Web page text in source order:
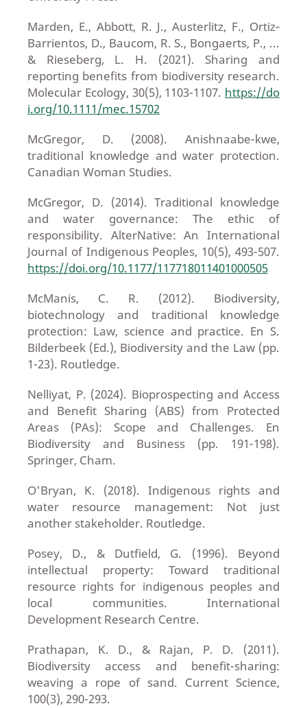
Marden, E., Abbott, R. J., Austerlitz, F., Ortiz‐
Barrientos, D., Baucom, R. S., Bongaerts, P., ...
& Rieseberg, L. H. (2021). Sharing and
reporting benefits from biodiversity research.
Molecular Ecology, 30(5), 1103-1107. https://do
i.org/10.1111/mec.15702
McGregor, D. (2008). Anishnaabe-kwe,
traditional knowledge and water protection.
Canadian Woman Studies.
McGregor, D. (2014). Traditional knowledge
and water governance: The ethic of
responsibility. AlterNative: An International
Journal of Indigenous Peoples, 10(5), 493-507.
https://doi.org/10.1177/117718011401000505
McManis, C. R. (2012). Biodiversity,
biotechnology and traditional knowledge
protection: Law, science and practice. En S.
Bilderbeek (Ed.), Biodiversity and the Law (pp.
1-23). Routledge.
Nelliyat, P. (2024). Bioprospecting and Access
and Benefit Sharing (ABS) from Protected
Areas (PAs): Scope and Challenges. En
Biodiversity and Business (pp. 191-198).
Springer, Cham.
O'Bryan, K. (2018). Indigenous rights and
water resource management: Not just
another stakeholder. Routledge.
Posey, D., & Dutfield, G. (1996). Beyond
intellectual property: Toward traditional
resource rights for indigenous peoples and
local communities. International
Development Research Centre.
Prathapan, K. D., & Rajan, P. D. (2011).
Biodiversity access and benefit-sharing:
weaving a rope of sand. Current Science,
100(3), 290-293.